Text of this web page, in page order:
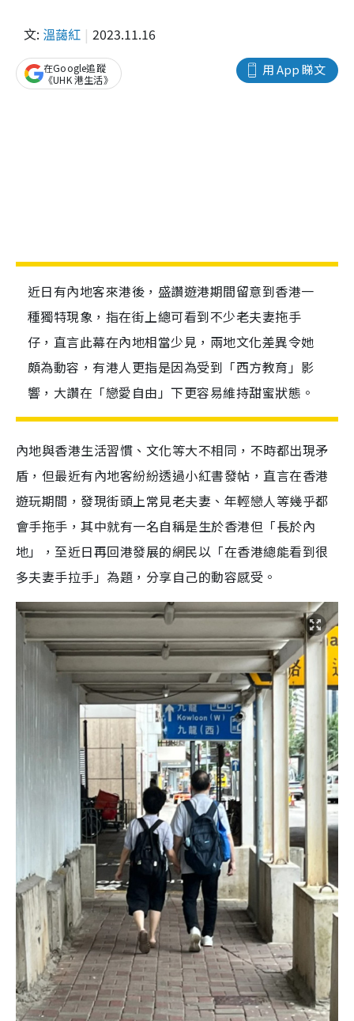
文: 溫藹紅 2023.11.16
用 App 睇文
在Google追蹤
《UHK 港生活》
近日有內地客來港後，盛讚遊港期間留意到香港一
種獨特現象，指在街上總可看到不少老夫妻拖手
仔，直言此幕在內地相當少見，兩地文化差異令她
頗為動容，有港人更指是因為受到「西方教育」影
響，大讚在「戀愛自由」下更容易維持甜蜜狀態。
內地與香港生活習慣、文化等大不相同，不時都出現矛
盾，但最近有內地客紛紛透過小紅書發帖，直言在香港
遊玩期間，發現街頭上常見老夫妻、年輕戀人等幾乎都
會手拖手，其中就有一名自稱是生於香港但「長於內
地」，至近日再回港發展的網民以「在香港總能看到很
多夫妻手拉手」為題，分享自己的動容感受。